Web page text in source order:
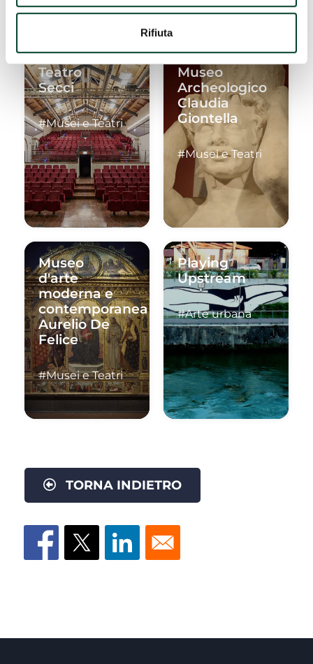
Rifiuta
Teatro
Secci
#Musei e Teatri
Museo
Archeologico
Claudia
Giontella
#Musei e Teatri
Museo
d'arte
moderna e
contemporanea
Aurelio De
Felice
#Musei e Teatri
Playing
Upstream
#Arte urbana
TORNA INDIETRO